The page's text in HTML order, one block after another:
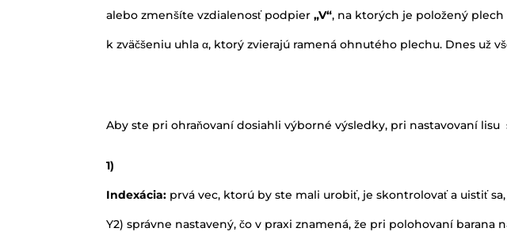
alebo zmenšíte vzdialenosť podpier„V“, na ktorých je položený
k zväčšeniu uhla α, ktorý zvierajú ramená ohnutého plechu. Dnes už
Aby ste pri ohraňovaní dosiahli výborné výsledky, pri nastavovaní
1)
Indexácia: prvá vec, ktorú by ste mali urobiť, je skontrolovať a uistiť
Y2) správne nastavený, čo v praxi znamená, že pri polohovaní